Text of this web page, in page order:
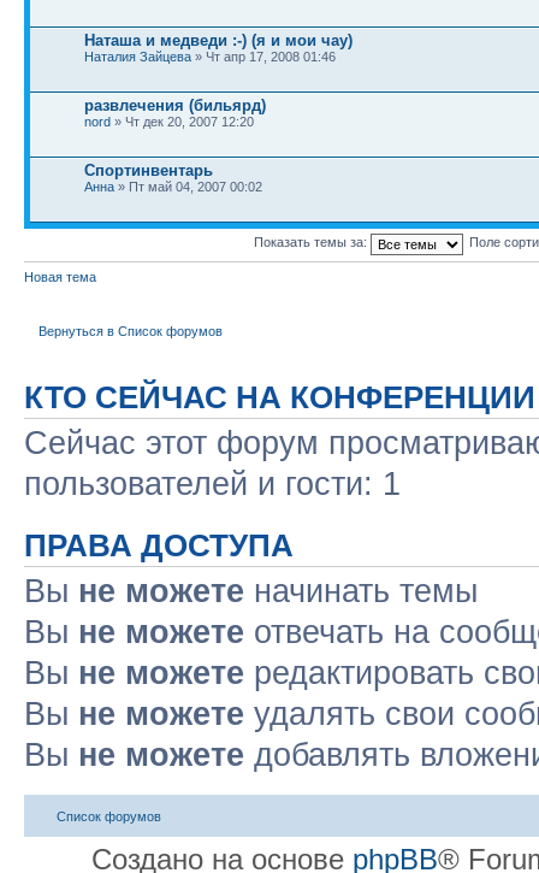
Наташа и медведи :-) (я и мои чау)
Наталия Зайцева » Чт апр 17, 2008 01:46
развлечения (бильярд)
nord » Чт дек 20, 2007 12:20
Спортинвентарь
Анна » Пт май 04, 2007 00:02
Показать темы за: Поле
Новая тема
Вернуться в Список форумов
КТО СЕЙЧАС НА КОНФЕРЕНЦИИ
Сейчас этот форум
пользователей и гости: 1
ПРАВА ДОСТУПА
Вы не можете начинать темы
Вы не можете отвечать на
Вы не можете редактировать
Вы не можете удалять свои
Вы не можете добавлять
Список форумов
Создано на основе phpBB®